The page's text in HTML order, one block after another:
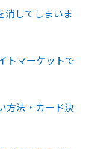
消してしまいま
トマーケットで
方法・カード決